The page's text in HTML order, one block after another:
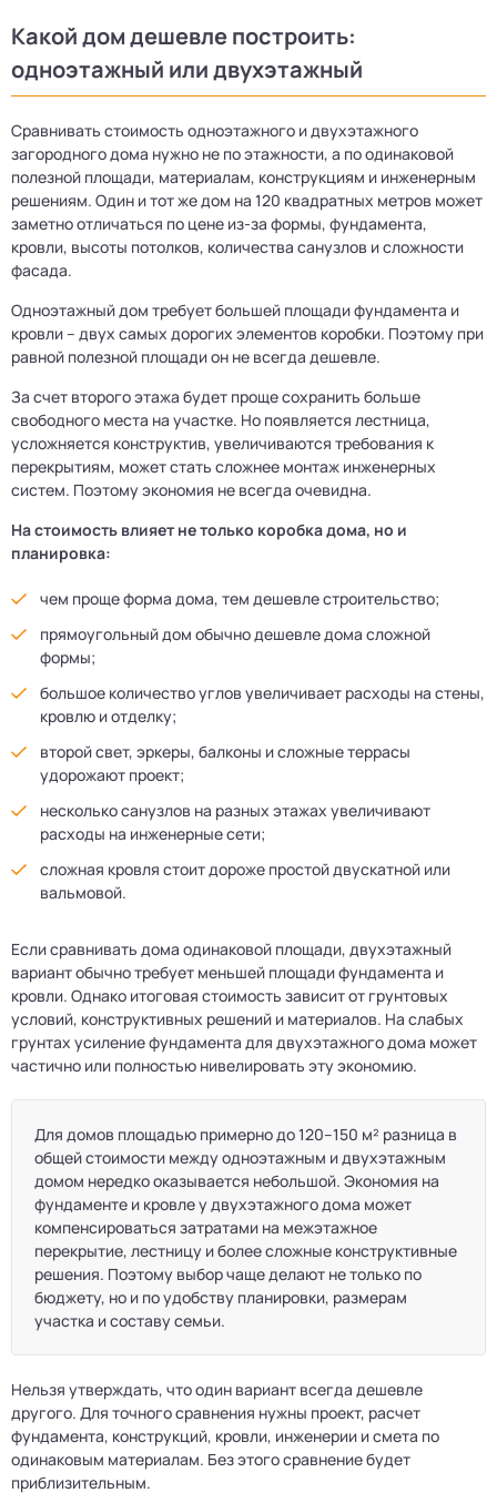
Какой дом дешевле построить:
одноэтажный или двухэтажный
Сравнивать стоимость одноэтажного и двухэтажного
загородного дома нужно не по этажности, а по одинаковой
полезной площади, материалам, конструкциям и инженерным
решениям. Один и тот же дом на 120 квадратных метров может
заметно отличаться по цене из-за формы, фундамента,
кровли, высоты потолков, количества санузлов и сложности
фасада.
Одноэтажный дом требует большей площади фундамента и
кровли – двух самых дорогих элементов коробки. Поэтому при
равной полезной площади он не всегда дешевле.
За счет второго этажа будет проще сохранить больше
свободного места на участке. Но появляется лестница,
усложняется конструктив, увеличиваются требования к
перекрытиям, может стать сложнее монтаж инженерных
систем. Поэтому экономия не всегда очевидна.
На стоимость влияет не только коробка дома, но и
планировка:
чем проще форма дома, тем дешевле строительство;
прямоугольный дом обычно дешевле дома сложной
формы;
большое количество углов увеличивает расходы на стены,
кровлю и отделку;
второй свет, эркеры, балконы и сложные террасы
удорожают проект;
несколько санузлов на разных этажах увеличивают
расходы на инженерные сети;
сложная кровля стоит дороже простой двускатной или
вальмовой.
Если сравнивать дома одинаковой площади, двухэтажный
вариант обычно требует меньшей площади фундамента и
кровли. Однако итоговая стоимость зависит от грунтовых
условий, конструктивных решений и материалов. На слабых
грунтах усиление фундамента для двухэтажного дома может
частично или полностью нивелировать эту экономию.
Для домов площадью примерно до 120–150 м² разница в
общей стоимости между одноэтажным и двухэтажным
домом нередко оказывается небольшой. Экономия на
фундаменте и кровле у двухэтажного дома может
компенсироваться затратами на межэтажное
перекрытие, лестницу и более сложные конструктивные
решения. Поэтому выбор чаще делают не только по
бюджету, но и по удобству планировки, размерам
участка и составу семьи.
Нельзя утверждать, что один вариант всегда дешевле
другого. Для точного сравнения нужны проект, расчет
фундамента, конструкций, кровли, инженерии и смета по
одинаковым материалам. Без этого сравнение будет
приблизительным.